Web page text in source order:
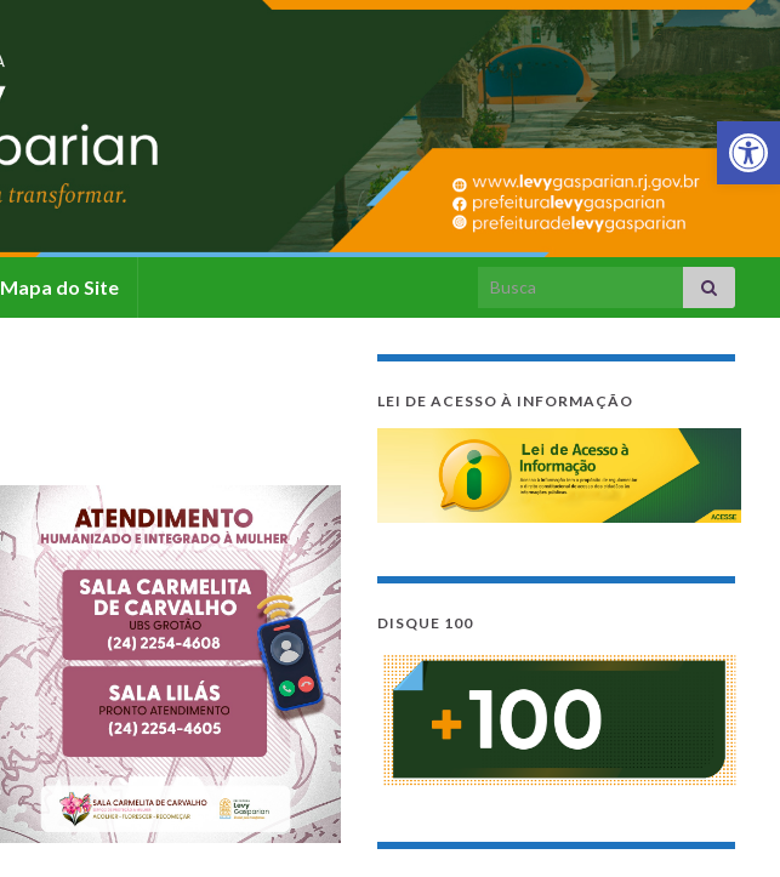
Barra de
Mapa do Site Search for:
LEI DE ACESSO À INFORMAÇÃO
DISQUE 100